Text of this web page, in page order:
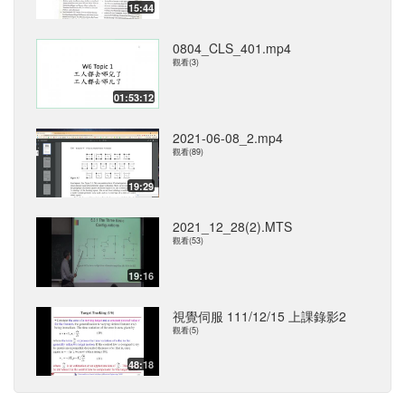
15:44
01:53:12
0804_CLS_401.mp4
觀看(3)
19:29
2021-06-08_2.mp4
觀看(89)
19:16
2021_12_28(2).MTS
觀看(53)
48:18
視覺伺服 111/12/15 上課錄影2
觀看(5)